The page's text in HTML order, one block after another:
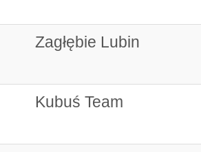
Zagłębie Lubin
Kubuś Team